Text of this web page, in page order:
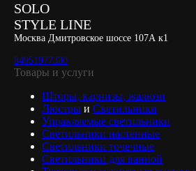
SOLO
STYLE LINE
Москва Дмитровское шоссе 107А к1
84951977330
Товары и услуги
Шторы, карнизы, жалюзи
Люстры и Светильники
Управляемые светильники
Светильники настенные
Светильники точечные
Светильники для ванной